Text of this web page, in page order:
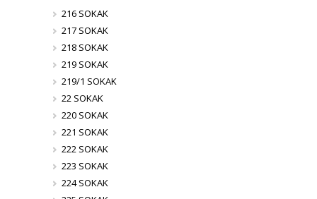
216 SOKAK
217 SOKAK
218 SOKAK
219 SOKAK
219/1 SOKAK
22 SOKAK
220 SOKAK
221 SOKAK
222 SOKAK
223 SOKAK
224 SOKAK